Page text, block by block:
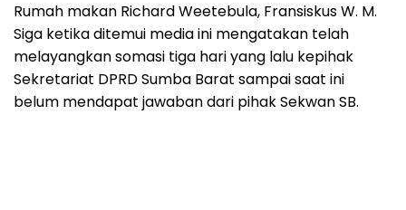
Rumah makan Richard Weetebula, Fransiskus W. M.
Siga ketika ditemui media ini mengatakan telah
melayangkan somasi tiga hari yang lalu kepihak
Sekretariat DPRD Sumba Barat sampai saat ini
belum mendapat jawaban dari pihak Sekwan SB.